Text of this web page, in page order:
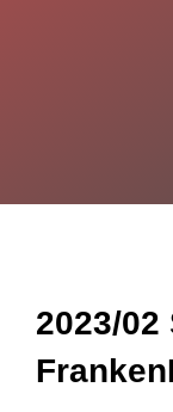
2023/